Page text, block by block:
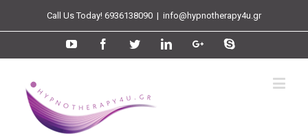
Call Us Today! 6936138090 | info@hypnotherapy4u.gr